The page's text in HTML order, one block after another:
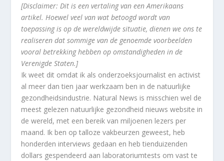
[Disclaimer: Dit is een vertaling van een Amerikaans
artikel. Hoewel veel van wat betoogd wordt van
toepassing is op de wereldwijde situatie, dienen we ons te
realiseren dat sommige van de genoemde voorbeelden
vooral betrekking hebben op omstandigheden in de
Verenigde Staten.]
Ik weet dit omdat ik als onderzoeksjournalist en activist
al meer dan tien jaar werkzaam ben in de natuurlijke
gezondheidsindustrie. Natural News is misschien wel de
meest gelezen natuurlijke gezondheid nieuws website in
de wereld, met een bereik van miljoenen lezers per
maand. Ik ben op talloze vakbeurzen geweest, heb
honderden interviews gedaan en heb tienduizenden
dollars gespendeerd aan laboratoriumtests om vast te